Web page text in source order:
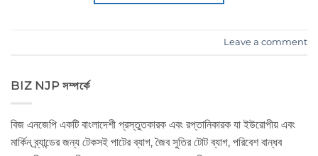
Leave a comment
BIZ NJP সম্পর্কে
বিজ এনজেপি একটি বাংলাদেশী প্রস্তুতকারক এবং রপ্তানিকারক যা ইউরোপীয় এবং
মার্কিন ব্র্যান্ডের জন্য টেকসই পাটের ব্যাগ, জৈব সুতির টোট ব্যাগ, পরিবেশ বান্ধব